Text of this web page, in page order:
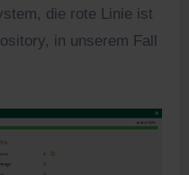
die rote Linie ist
in unserem Fall